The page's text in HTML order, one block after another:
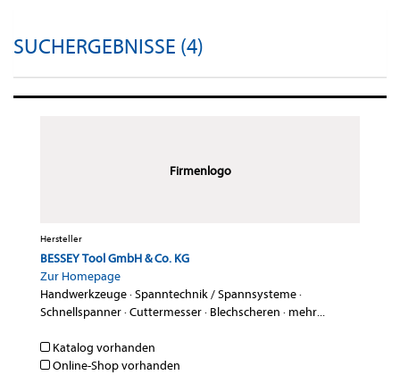
SUCHERGEBNISSE (4)
Firmenlogo
Hersteller
BESSEY Tool GmbH & Co. KG
Zur Homepage
Handwerkzeuge·Spanntechnik / Spannsysteme·
Schnellspanner·Cuttermesser· Blechscheren · mehr...
Katalog vorhanden
Online-Shop vorhanden